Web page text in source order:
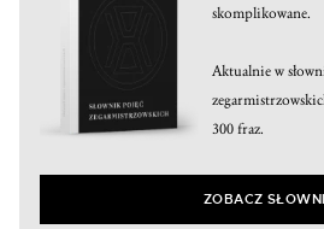
skomplikowane.
Aktualnie w
300 fraz.
ZOBACZ